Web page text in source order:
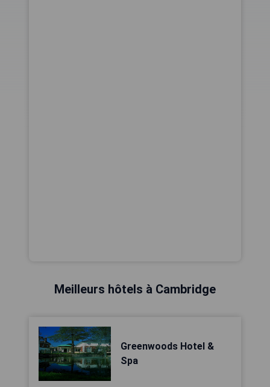
Meilleurs hôtels à Cambridge
Greenwoods Hotel &
Spa